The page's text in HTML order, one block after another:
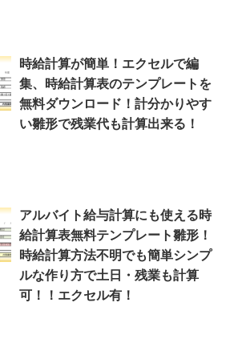
時給計算が簡単！エクセルで編
集、時給計算表のテンプレートを
無料ダウンロード！計分かりやす
い雛形で残業代も計算出来る！
アルバイト給与計算にも使える時
給計算表無料テンプレート雛形！
時給計算方法不明でも簡単シンプ
ルな作り方で土日・残業も計算
可！！エクセル有！